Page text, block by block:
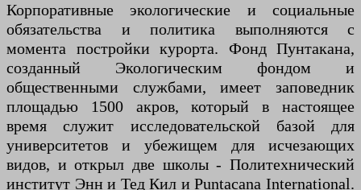
Корпоративные экологические и социальные
обязательства и политика выполняются с
момента постройки курорта. Фонд Пунтакана,
созданный Экологическим фондом и
общественными службами, имеет заповедник
площадью 1500 акров, который в настоящее
время служит исследовательской базой для
университетов и убежищем для исчезающих
видов, и открыл две школы - Политехнический
институт Энн и Тед Кил и Puntacana International.